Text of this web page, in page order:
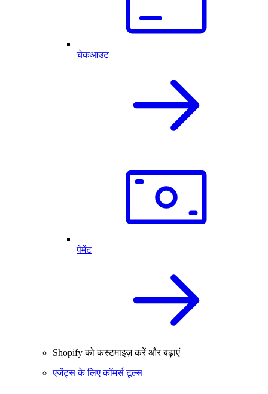
चेकआउट
पेमेंट
Shopify को कस्टमाइज़ करें और बढ़ाएं
एजेंट्स के लिए कॉमर्स टूल्स